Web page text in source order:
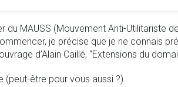
du MAUSS (Mouvement Anti-Utilitariste
je précise que je ne connais
d’Alain Caillé, “Extensions du
être pour vous aussi ?).